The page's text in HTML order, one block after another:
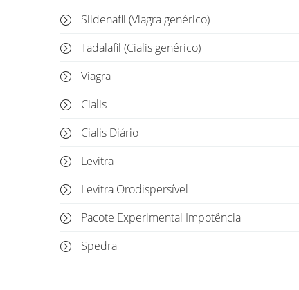
Sildenafil (Viagra genérico)
Tadalafil (Cialis genérico)
Viagra
Cialis
Cialis Diário
Levitra
Levitra Orodispersível
Pacote Experimental Impotência
Spedra